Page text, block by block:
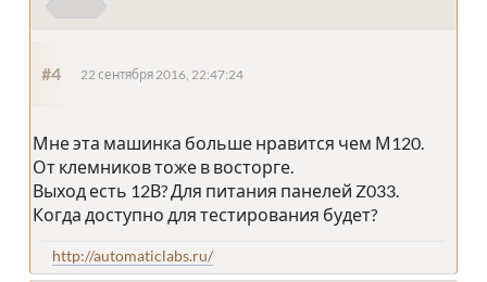
#4 22 сентября 2016, 22:47:24
Мне эта машинка больше нравится чем М120.
От клемников тоже в восторге.
Выход есть 12В? Для питания панелей Z033.
Когда доступно для тестирования будет?
http://automaticlabs.ru/